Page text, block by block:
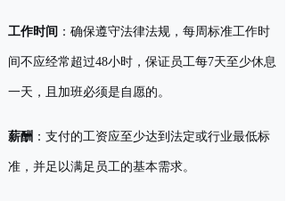
工作时间 ：确保遵守法律法规，每周标准工作时
间不应经常超过48小时，保证员工每7天至少休息
一天，且加班必须是自愿的。
薪酬 ：支付的工资应至少达到法定或行业最低标
准，并足以满足员工的基本需求。